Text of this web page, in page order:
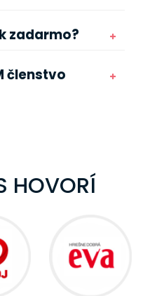
zadarmo?
členstvo
HOVORÍ